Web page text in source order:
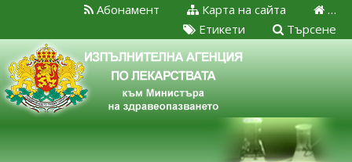
…
Карта на сайта
Абонамент
Търсене
Етикети